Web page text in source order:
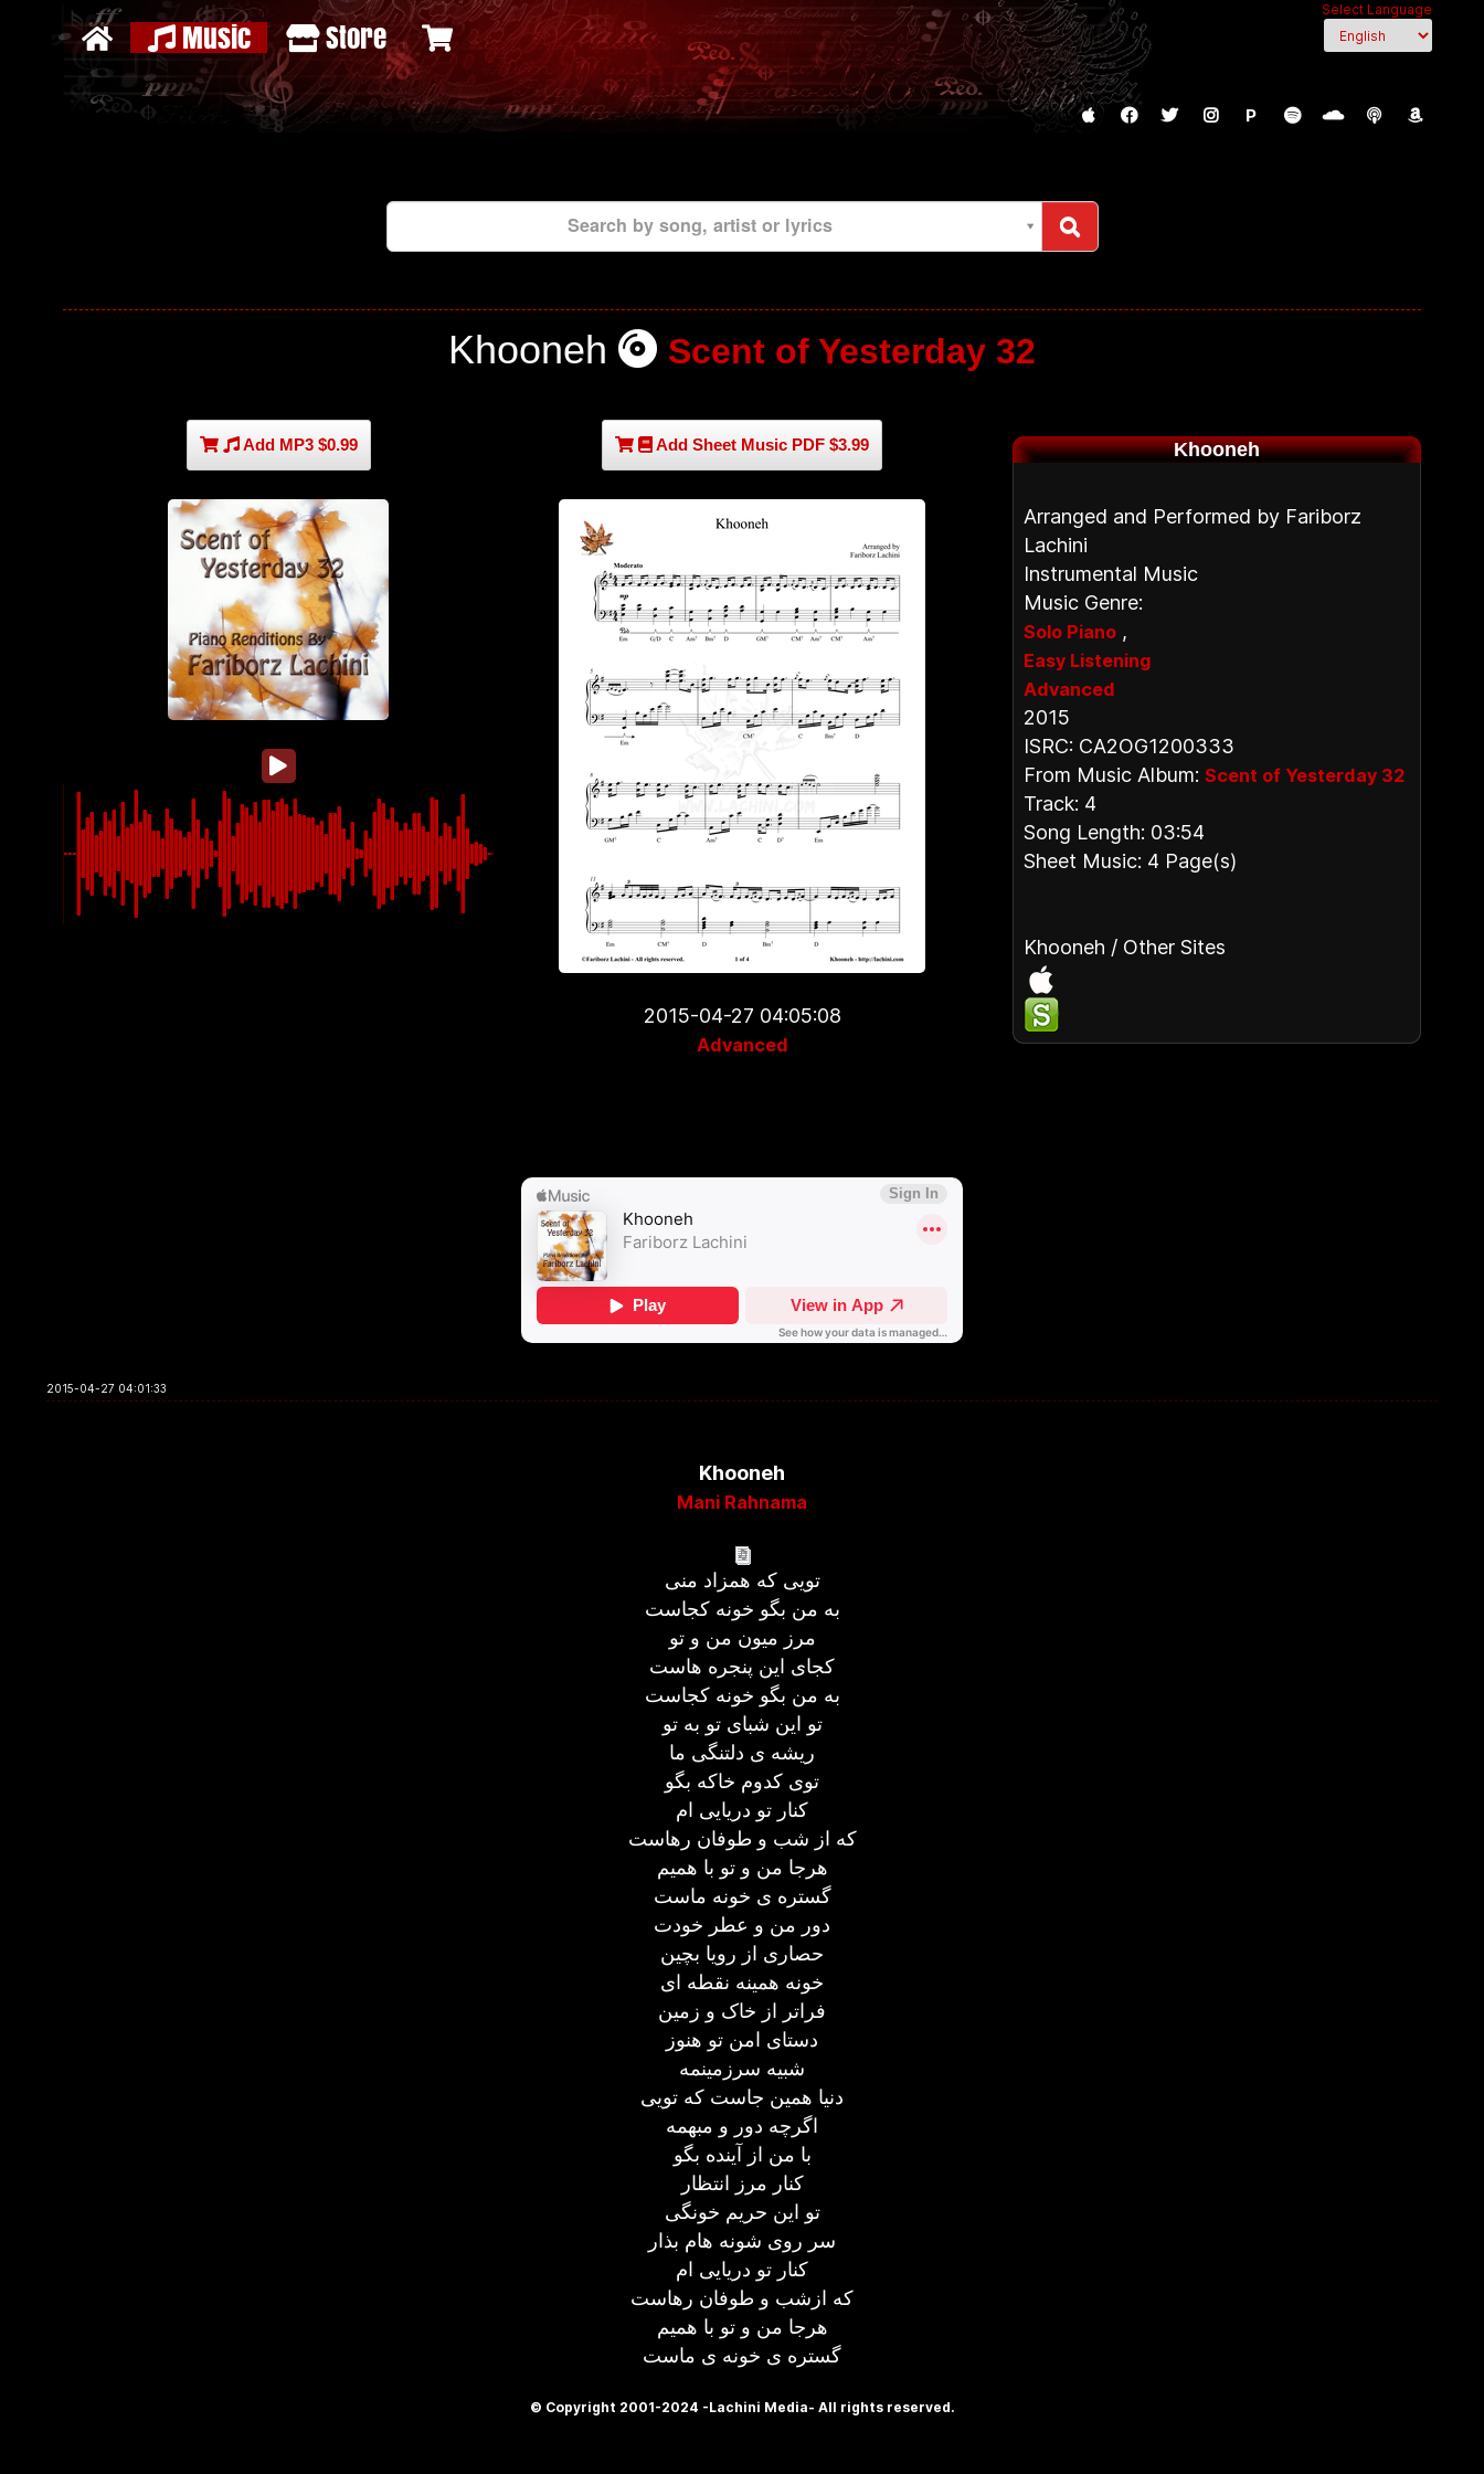
Select Language
Music Store
P
Search by song, artist or lyrics
Khooneh Scent of Yesterday 32
Add MP3 $0.99 Add Sheet Music PDF $3.99
2015-04-27 04:05:08
Advanced
Khooneh
Arranged and Performed by Fariborz
Lachini
Instrumental Music
Music Genre:
Solo Piano ,
Easy Listening
Advanced
2015
ISRC: CA2OG1200333
From Music Album: Scent of Yesterday 32
Track: 4
Song Length: 03:54
Sheet Music: 4 Page(s)
Khooneh / Other Sites
2015-04-27 04:01:33
Khooneh
Mani Rahnama
تویی که همزاد منی
به من بگو خونه کجاست
مرز میون من و تو
کجای این پنجره هاست
به من بگو خونه کجاست
تو این شبای تو به تو
ریشه ی دلتنگی ما
توی کدوم خاکه بگو
کنار تو دریایی ام
که از شب و طوفان رهاست
هرجا من و تو با همیم
گستره ی خونه ماست
دور من و عطر خودت
حصاری از رویا بچین
خونه همینه نقطه ای
فراتر از خاک و زمین
دستای امن تو هنوز
شبیه سرزمینمه
دنیا همین جاست که تویی
اگرچه دور و مبهمه
با من از آینده بگو
کنار مرز انتظار
تو این حریم خونگی
سر روی شونه هام بذار
کنار تو دریایی ام
که ازشب و طوفان رهاست
هرجا من و تو با همیم
گستره ی خونه ی ماست
© Copyright 2001-2024 -Lachini Media- All rights reserved.